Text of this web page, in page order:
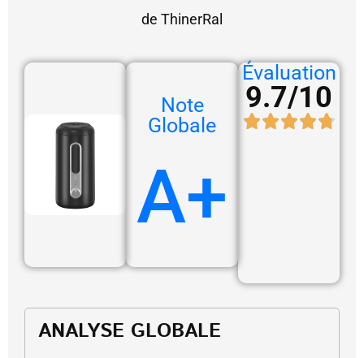
de ThinerRal
Note
Globale
A+
Évaluation
9.7/10
ANALYSE GLOBALE